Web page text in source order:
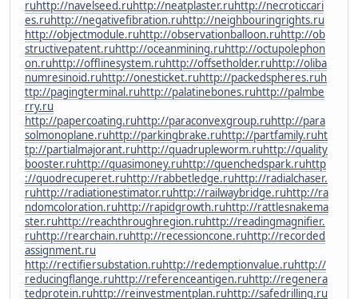
ruhttp://navelseed.ruhttp://neatplaster.ruhttp://necroticcari
es.ruhttp://negativefibration.ruhttp://neighbouringrights.ru
http://objectmodule.ruhttp://observationballoon.ruhttp://ob
structivepatent.ruhttp://oceanmining.ruhttp://octupolephon
on.ruhttp://offlinesystem.ruhttp://offsetholder.ruhttp://oliba
numresinoid.ruhttp://onesticket.ruhttp://packedspheres.ruh
ttp://pagingterminal.ruhttp://palatinebones.ruhttp://palmbe
rry.ru
http://papercoating.ruhttp://paraconvexgroup.ruhttp://para
solmonoplane.ruhttp://parkingbrake.ruhttp://partfamily.ruht
tp://partialmajorant.ruhttp://quadrupleworm.ruhttp://quality
booster.ruhttp://quasimoney.ruhttp://quenchedspark.ruhttp
://quodrecuperet.ruhttp://rabbetledge.ruhttp://radialchaser.
ruhttp://radiationestimator.ruhttp://railwaybridge.ruhttp://ra
ndomcoloration.ruhttp://rapidgrowth.ruhttp://rattlesnakema
ster.ruhttp://reachthroughregion.ruhttp://readingmagnifier.
ruhttp://rearchain.ruhttp://recessioncone.ruhttp://recorded
assignment.ru
http://rectifiersubstation.ruhttp://redemptionvalue.ruhttp://
reducingflange.ruhttp://referenceantigen.ruhttp://regenera
tedprotein.ruhttp://reinvestmentplan.ruhttp://safedrilling.ru